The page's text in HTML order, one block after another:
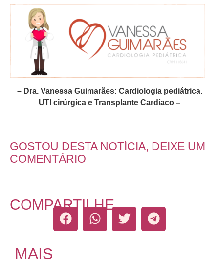
– Dra. Vanessa Guimarães: Cardiologia pediátrica,
UTI cirúrgica e Transplante Cardíaco –
GOSTOU DESTA NOTÍCIA, DEIXE UM
COMENTÁRIO
COMPARTILHE
MAIS